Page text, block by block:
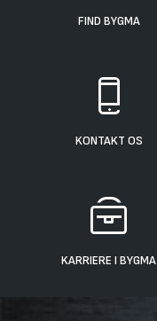
FIND BYGMA
KONTAKT OS
KARRIERE I BYGMA